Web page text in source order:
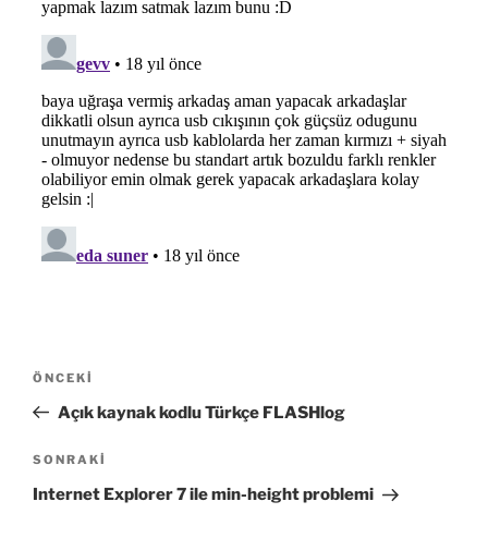
Yazı
Önceki
Yazı
ÖNCEKI
Açık kaynak kodlu Türkçe FLASHlog
Sonraki
Yazı
SONRAKI
Internet Explorer 7 ile min-height problemi